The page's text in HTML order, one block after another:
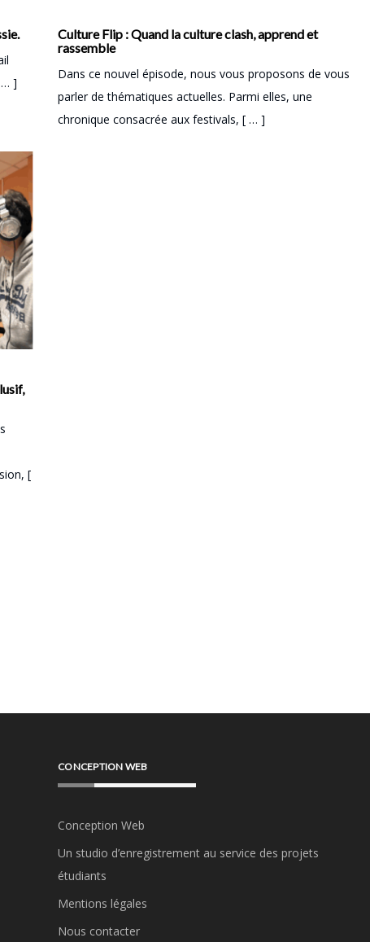
… ]
Culture Flip : Quand la culture clash, apprend et
rassemble
Dans ce nouvel épisode, nous vous proposons de vous
parler de thématiques actuelles. Parmi elles, une
chronique consacrée aux festivals, [ … ]
[
CONCEPTION WEB
Conception Web
Un studio d’enregistrement au service des projets
étudiants
Mentions légales
Nous contacter